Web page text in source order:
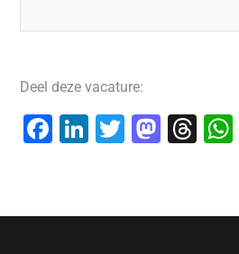
Deel deze vacature:
F
e
Li
e
T
er
M
o
T
a